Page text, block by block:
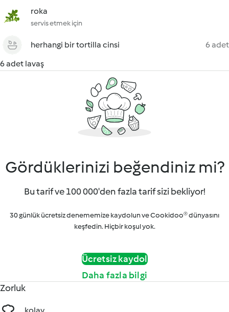
roka
servis etmek için
herhangi bir tortilla cinsi
6 adet
6 adet lavaş
Gördüklerinizi beğendiniz mi?
Bu tarif ve 100 000'den fazla tarif sizi bekliyor!
30 günlük ücretsiz denememize kaydolun ve Cookidoo® dünyasını
keşfedin. Hiçbir koşul yok.
Ücretsiz kaydol
Daha fazla bilgi
Zorluk